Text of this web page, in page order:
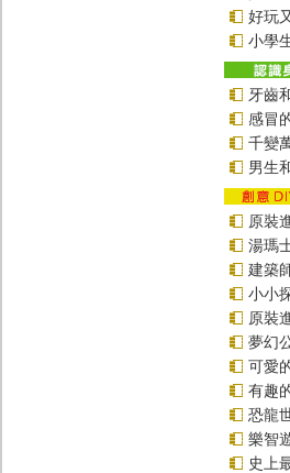
好玩
小學
牙齒
感冒
千變
男生
原裝
湯瑪
建築
小小
原裝
夢幻
可愛
有趣
恐龍
樂智
史上